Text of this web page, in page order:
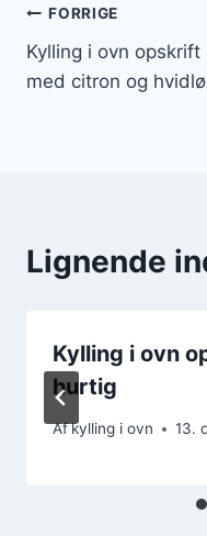
FORRIGE
Kylling i ovn opskrift
med citron og
Lignende
Kylling i ovn
hurtig
Afkylling i ovn 13.